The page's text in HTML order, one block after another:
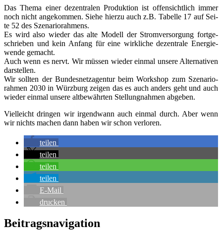
Das The­ma einer dezen­tra­len Pro­duk­ti­on ist offen­sicht­lich immer
noch nicht ange­kom­men. Sie­he hier­zu auch z.B. Tabel­le 17 auf Sei­
te 52 des Sze­na­rio­rah­mens.
Es wird also wie­der das alte Modell der Strom­ver­sor­gung fort­ge­
schrie­ben und kein Anfang für eine wirk­li­che dezen­tra­le Ener­gie­
wen­de gemacht.
Auch wenn es nervt. Wir müs­sen wie­der ein­mal unse­re Alter­na­ti­ven
dar­stel­len.
Wir soll­ten der Bun­des­netz­agen­tur beim Work­shop zum Sze­na­rio­
rah­men 2030 in Würz­burg zei­gen das es auch anders geht und auch
wie­der ein­mal unse­re alt­be­währ­ten Stel­lung­nah­men abgeben.
Viel­leicht drin­gen wir irgend­wann auch ein­mal durch. Aber wenn
wir nichts machen dann haben wir schon verloren.
tei­len
tei­len
tei­len
tei­len
E‑Mail
dru­cken
Beitragsnavigation